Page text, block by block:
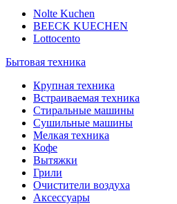
Nolte Kuchen
BEECK KUECHEN
Lottocento
Бытовая техника
Крупная техника
Встраиваемая техника
Стиральные машины
Сушильные машины
Мелкая техника
Кофе
Вытяжки
Грили
Очистители воздуха
Аксессуары